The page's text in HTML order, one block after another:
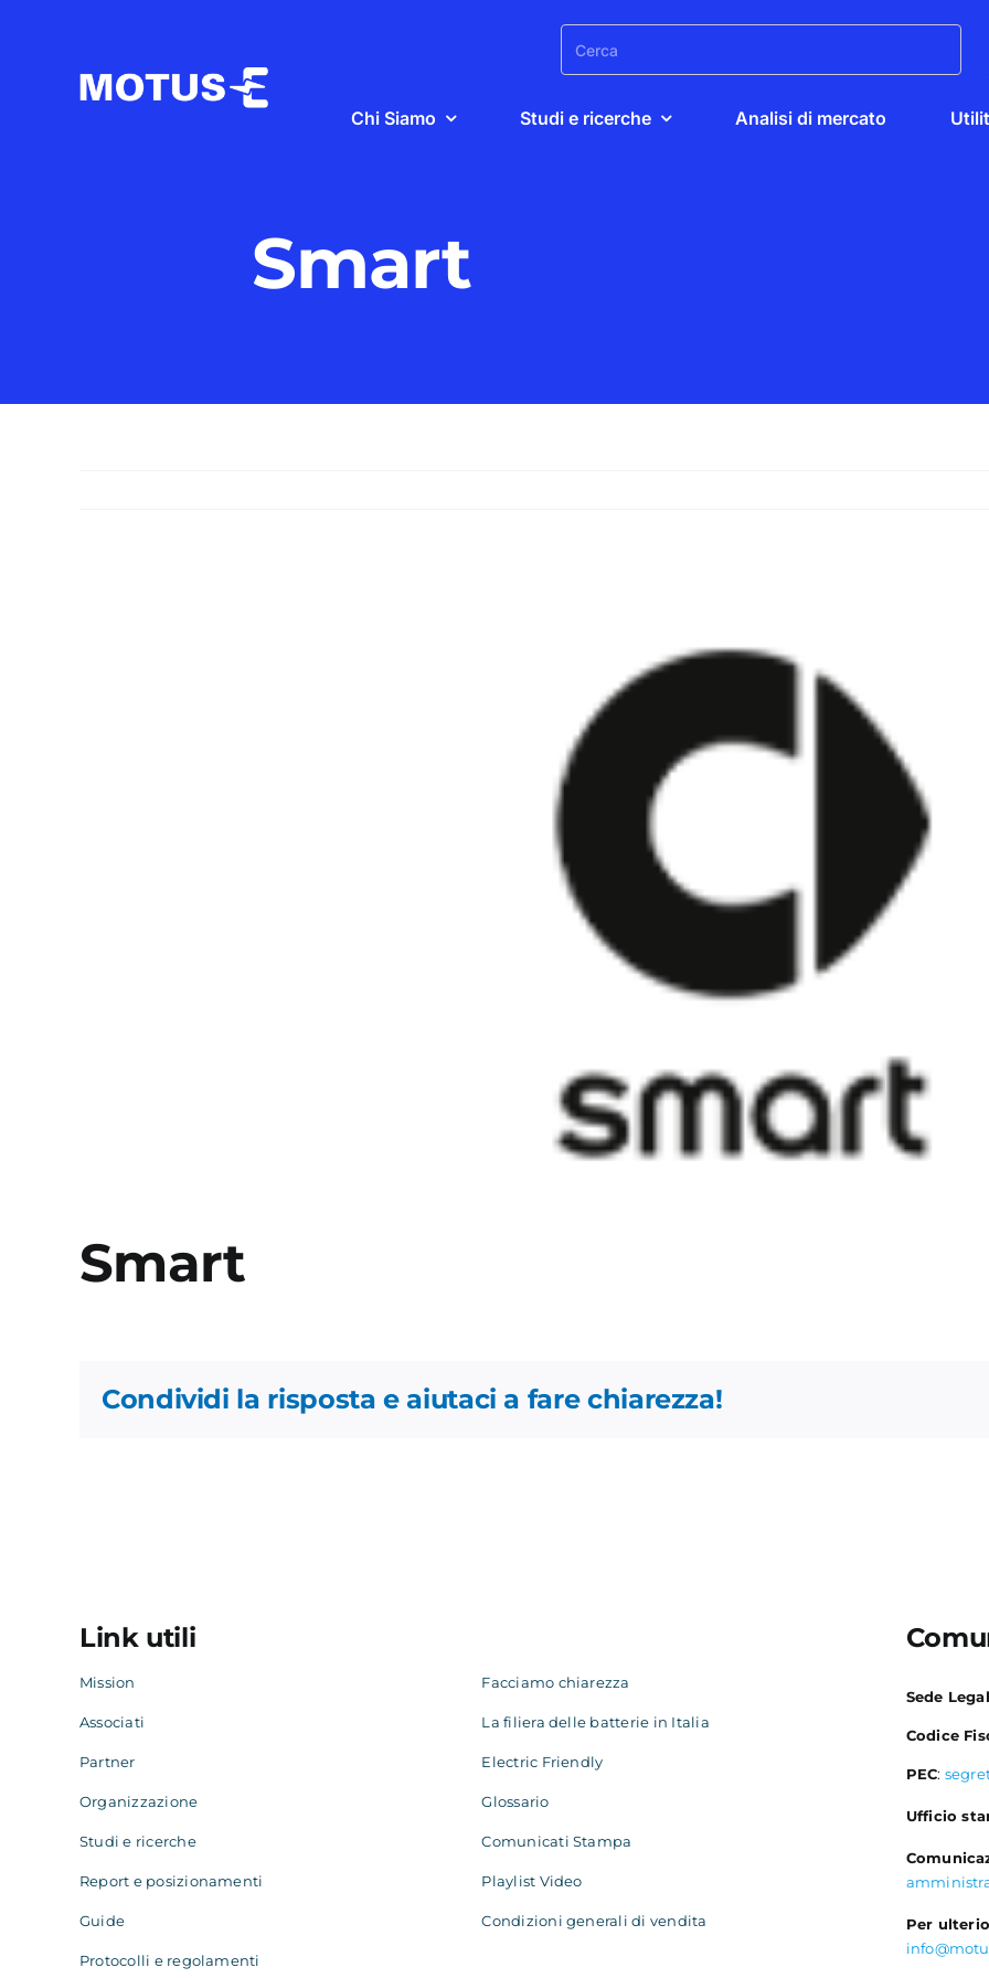
contenuto
Search
for:
Chi Siamo Studi e ricerche Analisi di mercato
Smart
Smart
Condividi la risposta e aiutaci a fare chiarezza!
Link utili
Mission
Associati
Partner
Organizzazione
Studi e ricerche
Report e posizionamenti
Guide
Protocolli e regolamenti
Facciamo chiarezza
La filiera delle batterie in Italia
Electric Friendly
Glossario
Comunicati Stampa
Playlist Video
Condizioni generali di vendita
Sede
Codice
PEC:
Ufficio
Per